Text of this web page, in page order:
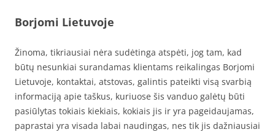
Borjomi Lietuvoje
Žinoma, tikriausiai nėra sudėtinga atspėti, jog tam, kad
būtų nesunkiai surandamas klientams reikalingas Borjomi
Lietuvoje, kontaktai, atstovas, galintis pateikti visą svarbią
informaciją apie taškus, kuriuose šis vanduo galėtų būti
pasiūlytas tokiais kiekiais, kokiais jis ir yra pageidaujamas,
paprastai yra visada labai naudingas, nes tik jis dažniausiai